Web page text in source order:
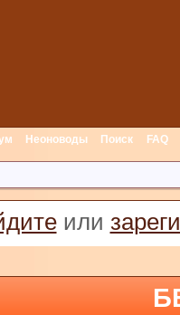
Неоноводы Поиск FAQ
или